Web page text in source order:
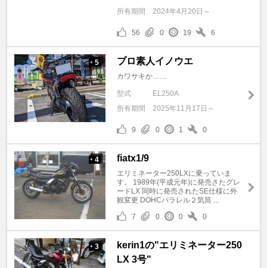
所有期間
2024年4月20日～
56 0 19 6
+ 5 プロ素人イノウエ
カワサキか……
型式
EL250A
所有期間
2025年11月17日～
9 0 1 0
+ 4 fiatx1/9
エリミネーター250LXに乗っていま
す。 1989年(平成元年)に発売さたグレ
ードLX 同時に発売されたSE仕様に外
観変更 DOHCパラレル２気筒 ...
7
0 0 0
+ 3
kerin1の"エリミネーター250
LX 3号"